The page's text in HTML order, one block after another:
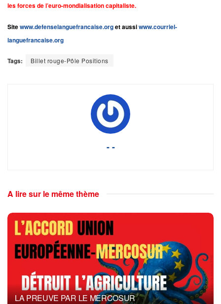
les forces de l’euro-mondialisation capitaliste.
Sitewww.defenselanguefrancaise.orget aussiwww.courriel-
languefrancaise.org
Tags: Billet rouge-Pôle Positions
- -
A lire sur le même thème
LA PREUVE PAR LE MERCOSUR